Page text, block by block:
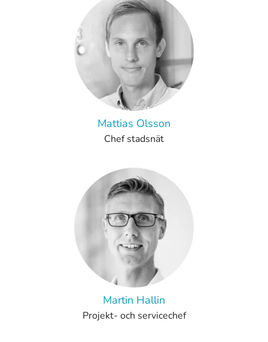
Mattias Olsson
Chef stadsnät
Martin Hallin
Projekt- och servicechef